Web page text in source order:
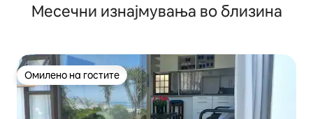
Месечни изнајмувања во близина
Омилено на гостите
Омилено на гостите